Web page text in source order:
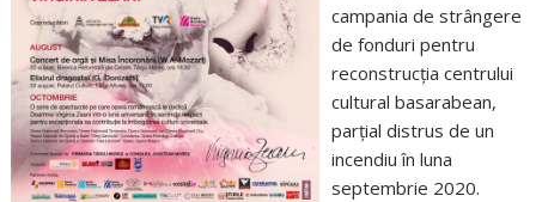
campania de strângere
de fonduri pentru
reconstrucția centrului
cultural basarabean,
parțial distrus de un
incendiu în luna
septembrie 2020.